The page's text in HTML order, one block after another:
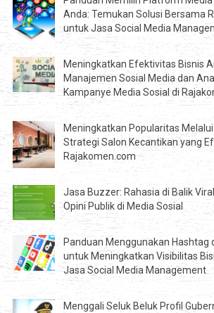
Anda: Temukan Solusi Bersama
untuk Jasa Social Media
Meningkatkan Efektivitas Bisnis
Manajemen Sosial Media dan
Kampanye Media Sosial di
Meningkatkan Popularitas
Strategi Salon Kecantikan yang
Rajakomen.com
Jasa Buzzer: Rahasia di Balik
Opini Publik di Media Sosial
Panduan Menggunakan Hashtag
untuk Meningkatkan Visibilitas
Jasa Social Media Management
Menggali Seluk Beluk Profil